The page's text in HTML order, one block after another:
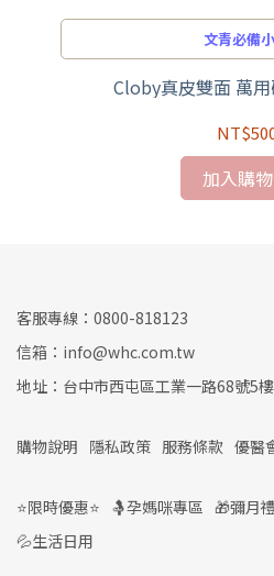
文青必備
Cloby真皮雙面 萬
加入購
客服專線：0800-818123
信箱：info@whc.com.tw
地址：台中市西屯區工業一路68號5
購物說明 隱私政策 服務條款 優醫
⭐限時優惠⭐ 🤱孕媽咪專區 🎁彌月
💦生活日用